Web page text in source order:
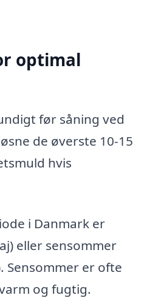
optimal
før såning ved
de øverste 10-15
hvis
i Danmark er
eller sensommer
Sensommer er ofte
og fugtig.